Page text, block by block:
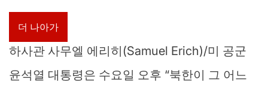
더 나아가
하사관 사무엘 에리히(Samuel Erich)/미 공군
윤석열 대통령은 수요일 오후 “북한이 그 어느